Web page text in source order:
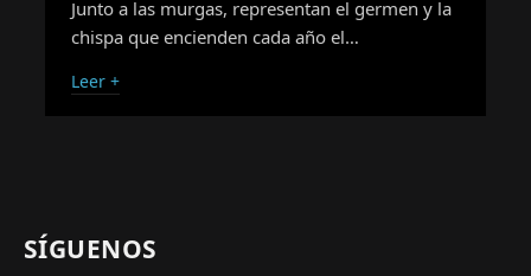
Junto a las murgas, representan el germen y la
chispa que encienden cada año el…
Leer +
SÍGUENOS